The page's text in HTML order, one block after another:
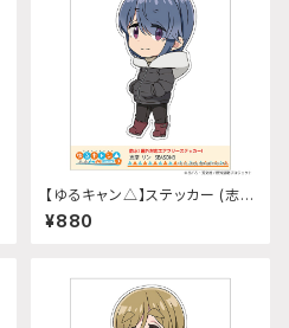
【ゆるキャン△】ステッカー (志摩
リン『SEASON3』)
¥880